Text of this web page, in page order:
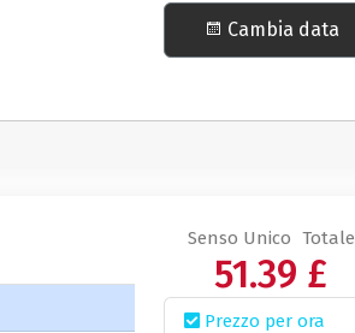
Cambia data
Senso Unico Totale
51.39 £
Prezzo per ora